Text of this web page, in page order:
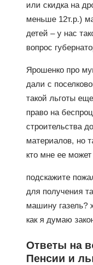
или скидка на
меньше 12т.р.)
детей – у нас
вопрос
Ярошенко про
дали с
такой льготы
право на
строительства
материалов, но
кто мне ее
подскажите
для получения
машину газель?
как я думаю
Ответы на
Пенсии и